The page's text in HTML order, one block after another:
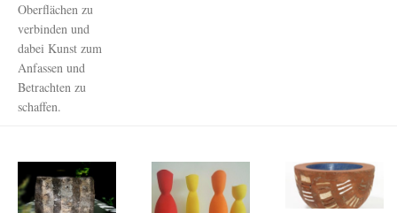
Oberflächen zu
verbinden und
dabei Kunst zum
Anfassen und
Betrachten zu
schaffen.